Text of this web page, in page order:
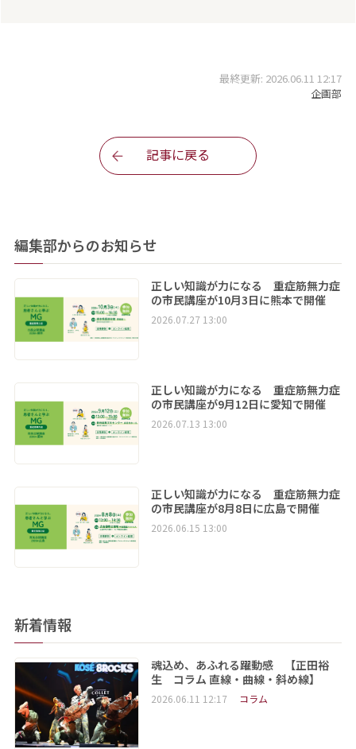
最終更新: 2026.06.11 12:17
企画部
記事に戻る
編集部からのお知らせ
正しい知識が力になる 重症筋無力症
の市民講座が10月3日に熊本で開催
2026.07.27 13:00
正しい知識が力になる 重症筋無力症
の市民講座が9月12日に愛知で開催
2026.07.13 13:00
正しい知識が力になる 重症筋無力症
の市民講座が8月8日に広島で開催
2026.06.15 13:00
新着情報
魂込め、あふれる躍動感 【正田裕
生 コラム 直線・曲線・斜め線】
2026.06.11 12:17 コラム